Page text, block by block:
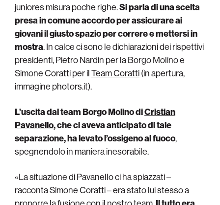
juniores misura poche righe.Si parla di una scelta
presa in comune accordo per assicurare ai
giovani il giusto spazio per correre e mettersi in
mostra. In calce ci sono le dichiarazioni dei rispettivi
presidenti, Pietro Nardin per la Borgo Molino e
Simone Coratti per ilTeam Coratti(in apertura,
immagine photors.it).
L’uscita dal team Borgo Molino diCristian
Pavanello, che ci aveva anticipato di tale
separazione, ha levato l’ossigeno al fuoco,
spegnendolo in maniera inesorabile.
«La situazione di Pavanello ci ha spiazzati –
racconta Simone Coratti – era stato lui stesso a